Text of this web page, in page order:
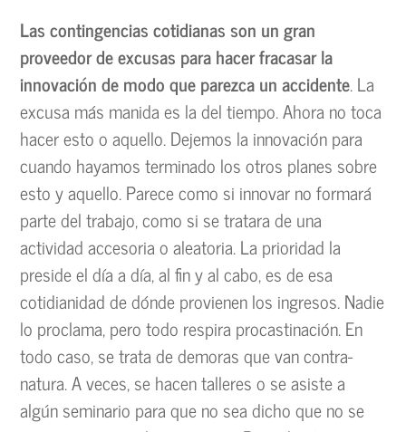
Las contingencias cotidianas son un gran
proveedor de excusas para hacer fracasar la
innovación de modo que parezca un accidente. La
excusa más manida es la del tiempo. Ahora no toca
hacer esto o aquello. Dejemos la innovación para
cuando hayamos terminado los otros planes sobre
esto y aquello. Parece como si innovar no formará
parte del trabajo, como si se tratara de una
actividad accesoria o aleatoria. La prioridad la
preside el día a día, al fin y al cabo, es de esa
cotidianidad de dónde provienen los ingresos. Nadie
lo proclama, pero todo respira procastinación. En
todo caso, se trata de demoras que van contra-
natura. A veces, se hacen talleres o se asiste a
algún seminario para que no sea dicho que no se